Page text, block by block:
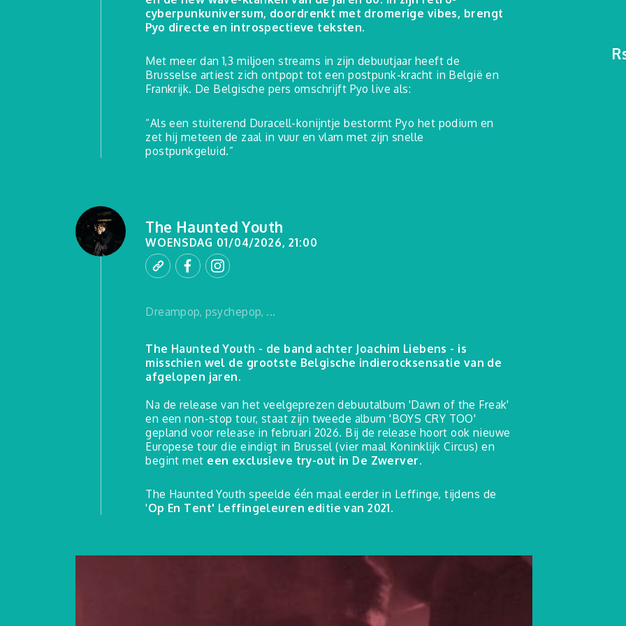
cyberpunkuniversum, doordrenkt met dromerige vibes, brengt
Pyo directe en introspectieve teksten.
Met meer dan 1,3 miljoen streams in zijn debuutjaar heeft de
Brusselse artiest zich ontpopt tot een postpunk-kracht in België en
Frankrijk. De Belgische pers omschrijft Pyo live als:
“Als een stuiterend Duracell-konijntje bestormt Pyo het podium en
zet hij meteen de zaal in vuur en vlam met zijn snelle
postpunkgeluid.”
The Haunted Youth
WOENSDAG 01/04/2026, 21:00
Dreampop, psychepop, ...
The Haunted Youth - de band achter Joachim Liebens - is
misschien wel de grootste Belgische indierocksensatie van de
afgelopen jaren.
Na de release van het veelgeprezen debuutalbum 'Dawn of the Freak'
en een non-stop tour, staat zijn tweede album 'BOYS CRY TOO'
gepland voor release in februari 2026. Bij de release hoort ook nieuwe
Europese tour die eindigt in Brussel (vier maal Koninklijk Circus) en
begint met een exclusieve try-out in De Zwerver.
The Haunted Youth speelde één maal eerder in Leffinge, tijdens de
'Op En Tent' Leffingeleuren editie van 2021.